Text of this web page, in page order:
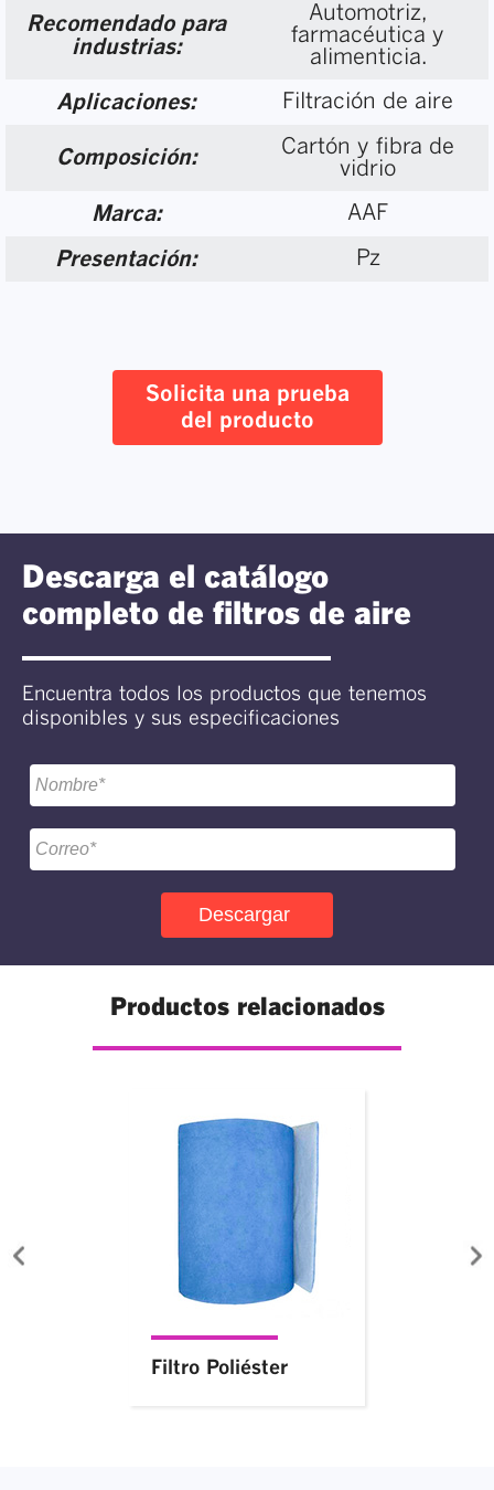
Recomendado para
industrias:
Automotriz,
farmacéutica y
alimenticia.
Aplicaciones: Filtración de aire
Composición:
Cartón y fibra de
vidrio
Marca: AAF
Presentación: Pz
Solicita una prueba
del producto
Descarga el catálogo
completo de filtros de aire
Encuentra todos los productos que tenemos
disponibles y sus especificaciones
Productos relacionados
Filtro Poliéster